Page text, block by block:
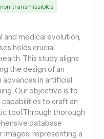
medical evolution,
holds crucial
This study aligns
the design of an
in artificial
Our objective is to
to craft an
tool.Through thorough
database
images, representing a